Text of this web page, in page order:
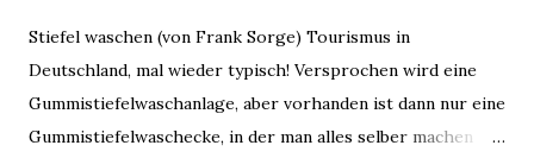
Stiefel waschen (von Frank Sorge) Tourismus in
Deutschland, mal wieder typisch! Versprochen wird eine
Gummistiefelwaschanlage, aber vorhanden ist dann nur eine
Gummistiefelwaschecke, in der man alles selber machen